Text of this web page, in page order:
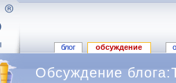
блог обсуждение
Обсуждение